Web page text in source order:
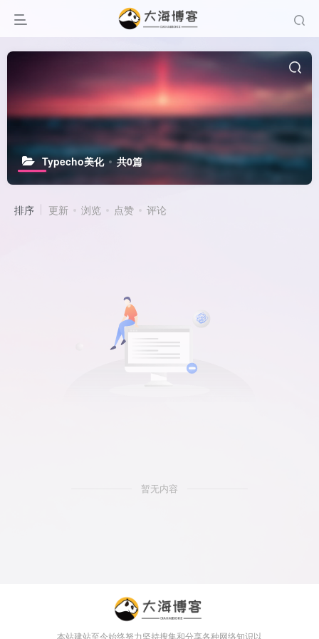
Typecho美化 共0篇
排序 更新 浏览 点赞 评论
暂无内容
本站建站至今始终努力坚持搜集和分享各种网络知识以